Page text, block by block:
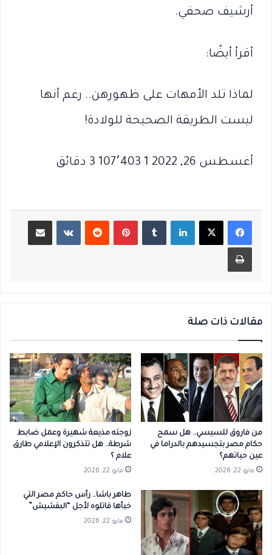
أرشيف صحفي.
أقرأ أيضًا:
لماذا تلد الأمهات على ظهورهن.. رغم أنها
ليست الطريقة الصحيحة للولادة!
أغسطس 26, 2022 1 107٬403 3 دقائق
لينكدإن بينتيريست مشاركة عبر البريد
طباعة
مقالات ذات صلة
من فاروق للسيسي.. هل سمح
حكام مصر بتجسيدهم بالدراما في
عين حياتهم؟
مايو 22, 2026
زوجته مذيعة شهيرة وعمل ضابط
شرطة.. هل تتذكرون الإعلامي طارق
علام ؟
مايو 22, 2026
طاهر باشا.. رأس حاكم مصر التي
خبأها قاتلوه لأجل “البقشيش”
مايو 22, 2026